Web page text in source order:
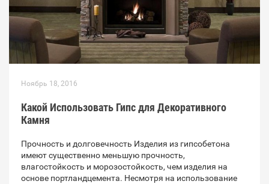
Ноябрь 18, 2016
Какой Использовать Гипс для Декоративного
Камня
Прочность и долговечность Изделия из гипсобетона
имеют существенно меньшую прочность,
влагостойкость и морозостойкость, чем изделия на
основе портландцемента. Несмотря на использование